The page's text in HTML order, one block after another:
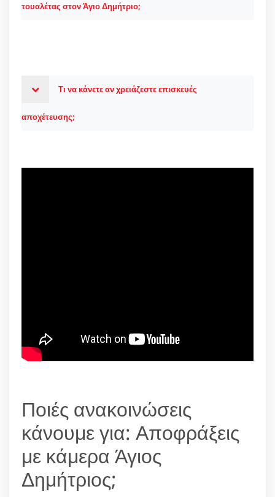
τουαλέτας στον Άγιο Δημήτριο;
Τι να κάνετε αν χρειάζεστε επισκευές
αποχέτευσης;
Ποιές ανακοινώσεις
κάνουμε για: Αποφράξεις
με κάμερα Άγιος
Δημήτριος;